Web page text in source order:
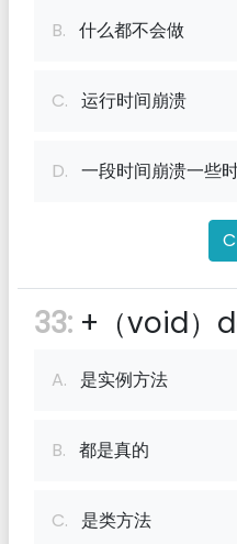
B. 什么都不会做
C. 运行时间崩溃
D. 一段时间崩溃一些
33: +（void）
A. 是实例方法
B. 都是真的
C. 是类方法